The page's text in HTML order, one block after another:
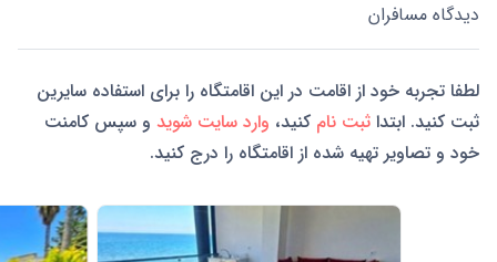
دیدگاه مسافران
لطفا تجربه خود از اقامت در این اقامتگاه را برای استفاده سایرین
ثبت کنید. ابتدا ثبت نام کنید، وارد سایت شوید و سپس کامنت
خود و تصاویر تهیه شده از اقامتگاه را درج کنید.